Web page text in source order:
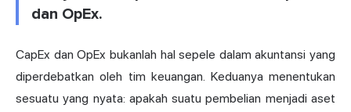
dan OpEx.
CapEx dan OpEx bukanlah hal sepele dalam akuntansi yang
diperdebatkan oleh tim keuangan. Keduanya menentukan
sesuatu yang nyata: apakah suatu pembelian menjadi aset